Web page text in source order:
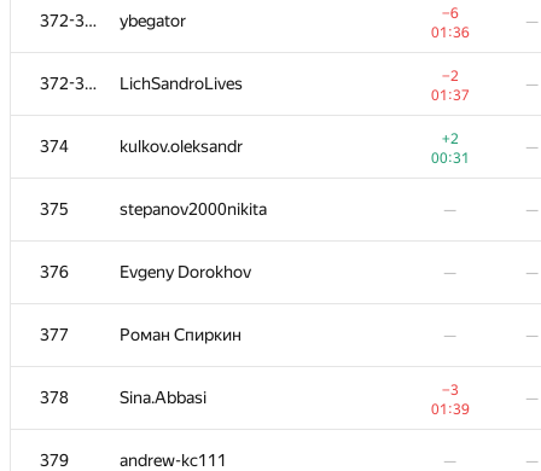
372-373 ybegator
−6
01:36
—
372-373 LichSandroLives
−2
01:37
—
374 kulkov.oleksandr
+2
00:31
—
375 stepanov2000nikita — —
376 Evgeny Dorokhov — —
377 Роман Спиркин — —
378 Sina.Abbasi
−3
01:39
—
379 andrew-kc111 — —
355 msatskevich —
356 evaaaaaaaan —
357 Голиков Александр
−20
01:39
01:29
p.haipov
360 Ivan
361 ualab
−5
01:35
362 zanthia@tut.by